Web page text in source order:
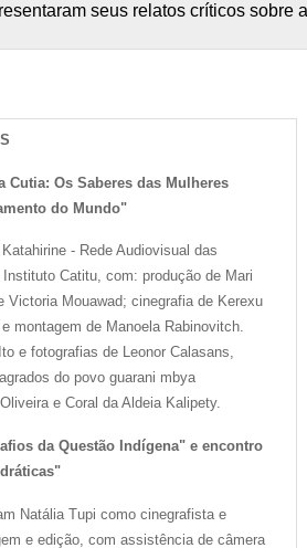
seus relatos críticos
Cutia: Os Saberes das Mulheres
do Mundo"
- Rede Audiovisual das
Catitu, com: produção de Mari
Victoria Mouawad; cinegrafia de Kerexu
montagem de Manoela Rabinovitch.
e fotografias de Leonor Calasans,
do povo guarani mbya
e Coral da Aldeia Kalipety.
da Questão Indígena" e encontro
Natália Tupi como cinegrafista e
e edição, com assistência de câmera